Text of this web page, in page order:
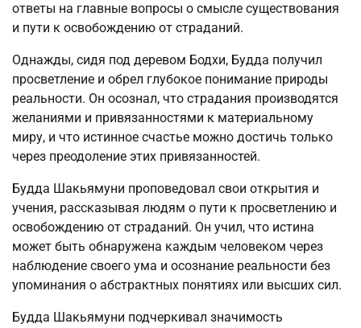
ответы на главные вопросы о смысле существования
и пути к освобождению от страданий.
Однажды, сидя под деревом Бодхи, Будда получил
просветление и обрел глубокое понимание природы
реальности. Он осознал, что страдания производятся
желаниями и привязанностями к материальному
миру, и что истинное счастье можно достичь только
через преодоление этих привязанностей.
Будда Шакьямуни проповедовал свои открытия и
учения, рассказывая людям о пути к просветлению и
освобождению от страданий. Он учил, что истина
может быть обнаружена каждым человеком через
наблюдение своего ума и осознание реальности без
упоминания о абстрактных понятиях или высших сил.
Будда Шакьямуни подчеркивал значимость